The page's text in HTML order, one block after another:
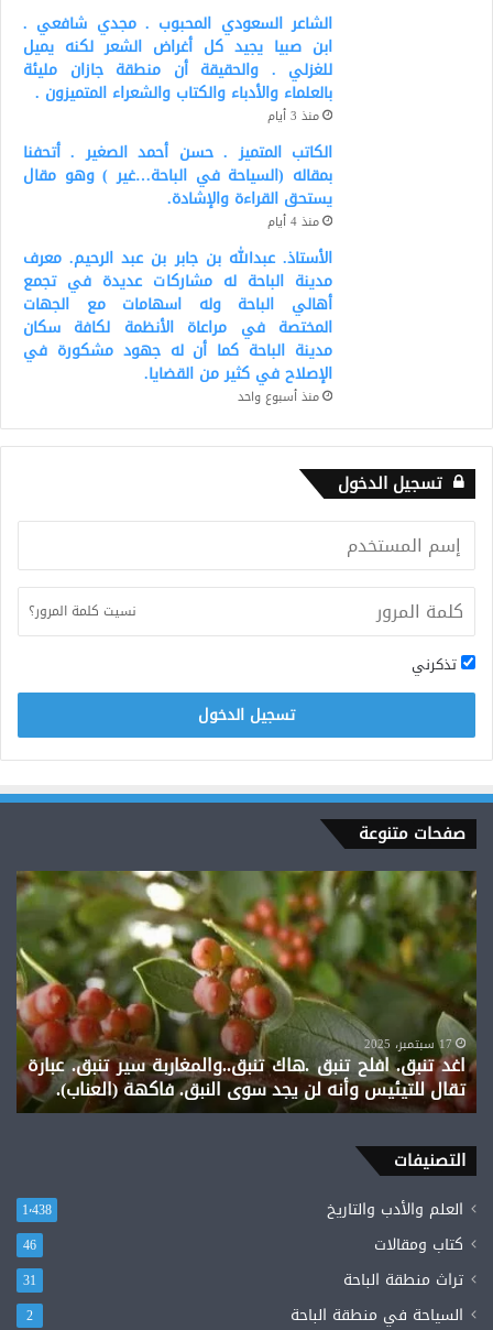
الشاعر السعودي المحبوب . مجدي شافعي .
ابن صبيا يجيد كل أغراض الشعر لكنه يميل
للغزلي . والحقيقة أن منطقة جازان مليئة
بالعلماء والأدباء والكتاب والشعراء المتميزون .
منذ 3 أيام
الكاتب المتميز . حسن أحمد الصغير . أتحفنا
بمقاله (السياحة في الباحة…غير ) وهو مقال
يستحق القراءة والإشادة.
منذ 4 أيام
الأستاذ. عبدالله بن جابر بن عبد الرحيم. معرف
مدينة الباحة له مشاركات عديدة في تجمع
أهالي الباحة وله اسهامات مع الجهات
المختصة في مراعاة الأنظمة لكافة سكان
مدينة الباحة كما أن له جهود مشكورة في
الإصلاح في كثير من القضايا.
منذ أسبوع واحد
تسجيل الدخول
نسيت كلمة المرور؟
تذكرني
تسجيل الدخول
صفحات متنوعة
اغد
تنبق.
افلح
تنبق
.هاك
تنبق..والمغاربة
سير
تنبق.
عبارة
تقال
للتيئيس
لن
يجد
سوى
فاكهة
(العناب).
17 سبتمبر، 2025
اغد تنبق. افلح تنبق .هاك تنبق..والمغاربة سير تنبق. عبارة
تقال للتيئيس وأنه لن يجد سوى النبق. فاكهة (العناب).
التصنيفات
العلم والأدب والتاريخ 1٬438
كتاب ومقالات 46
تراث منطقة الباحة 31
السياحة في منطقة الباحة 2